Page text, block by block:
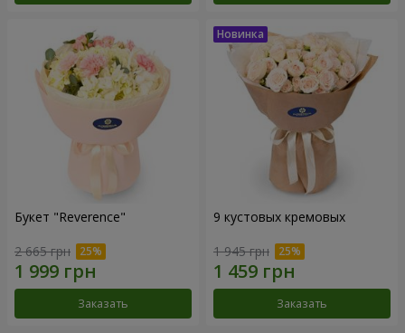
Букет "Reverence"
2 665 грн
Заказать
9 кустовых кремовых
1 945 грн
Заказать